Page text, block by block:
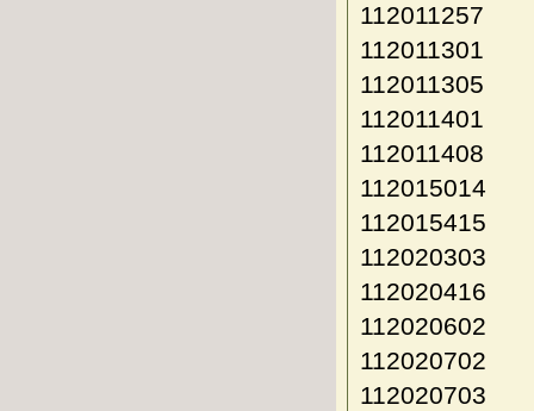
112011257
112011301
112011305
112011401
112011408
112015014
112015415
112020303
112020416
112020602
112020702
112020703